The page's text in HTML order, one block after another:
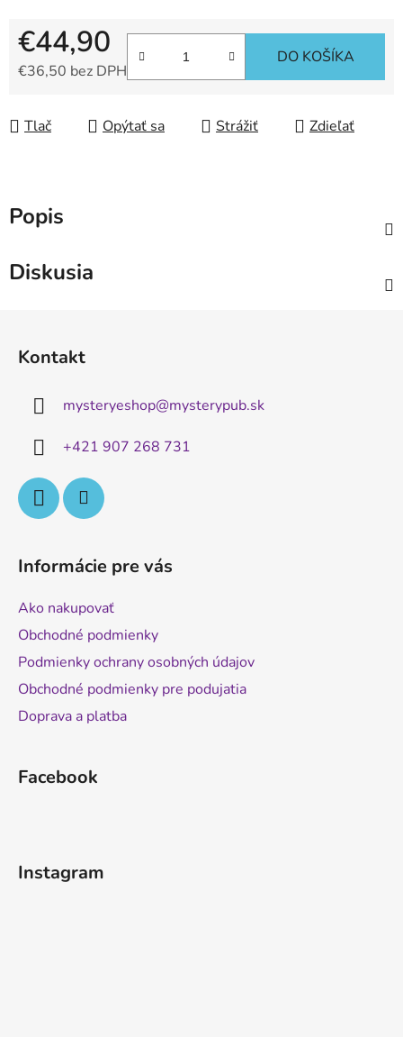
€44,90
€36,50 bez DPH
DO KOŠÍKA
Tlač Opýtať sa Strážiť Zdieľať
Popis
Diskusia
Kontakt
mysteryeshop@mysterypub.sk
+421 907 268 731
Informácie pre vás
Ako nakupovať
Obchodné podmienky
Podmienky ochrany osobných údajov
Obchodné podmienky pre podujatia
Doprava a platba
Facebook
Instagram